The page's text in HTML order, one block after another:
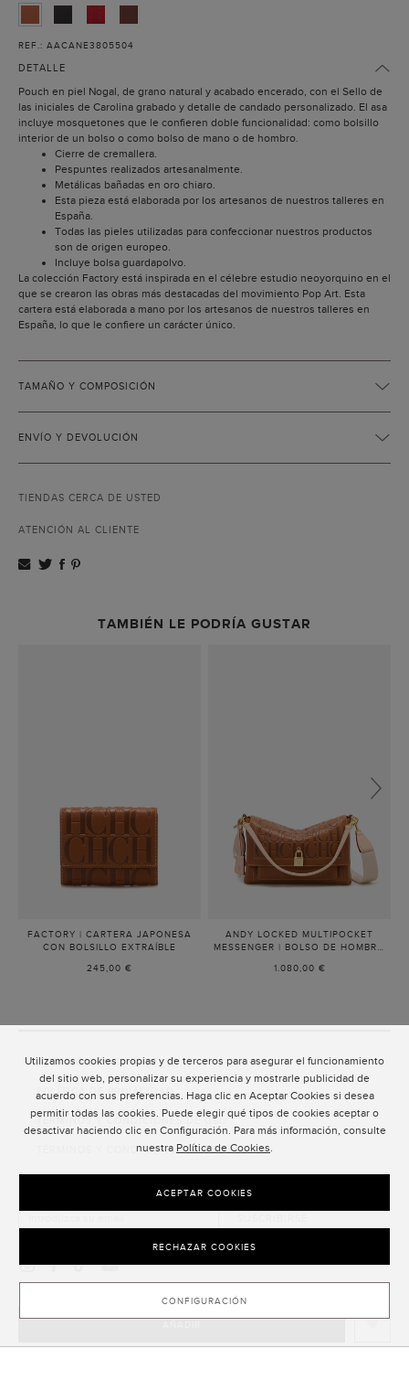
Utilizamos cookies propias y de terceros para asegurar el funcionamiento
del sitio web, personalizar su experiencia y mostrarle publicidad de
acuerdo con sus preferencias. Haga clic en Aceptar Cookies si desea
permitir todas las cookies. Puede elegir qué tipos de cookies aceptar o
desactivar haciendo clic en Configuración. Para más información, consulte
nuestra Política de Cookies.
CONFIGURACIÓN
RECHAZAR COOKIES
ACEPTAR COOKIES
REF.: AACANE3805504
DETALLE
Pouch en piel Nogal, de grano natural y acabado encerado, con el Sello de
las iniciales de Carolina grabado y detalle de candado personalizado. El asa
incluye mosquetones que le confieren doble funcionalidad: como bolsillo
interior de un bolso o como bolso de mano o de hombro.
Cierre de cremallera.
Pespuntes realizados artesanalmente.
Metálicas bañadas en oro chiaro.
Esta pieza está elaborada por los artesanos de nuestros talleres en
España.
Todas las pieles utilizadas para confeccionar nuestros productos
son de origen europeo.
Incluye bolsa guardapolvo.
La colección Factory está inspirada en el célebre estudio neoyorquino en el
que se crearon las obras más destacadas del movimiento Pop Art. Esta
cartera está elaborada a mano por los artesanos de nuestros talleres en
España, lo que le confiere un carácter único.
TAMAÑO Y COMPOSICIÓN
ENVÍO Y DEVOLUCIÓN
TIENDAS CERCA DE USTED
ATENCIÓN AL CLIENTE
TAMBIÉN LE PODRÍA GUSTAR
FACTORY | CARTERA JAPONESA
CON BOLSILLO EXTRAÍBLE
245,00 €
ANDY LOCKED MULTIPOCKET
MESSENGER | BOLSO DE HOMBRO
COGNAC
1.080,00 €
ATENCIÓN AL CLIENTE
POLÍTICA DE PRIVACIDAD
TÉRMINOS Y CONDICIONES DE USO
TÉRMINOS Y CONDICIONES DE VENTA
SUSCRIPCIÓN AL NEWSLETTER